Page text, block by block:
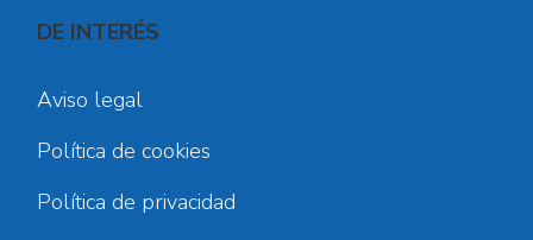
DE INTERÉS
Aviso legal
Política de cookies
Política de privacidad